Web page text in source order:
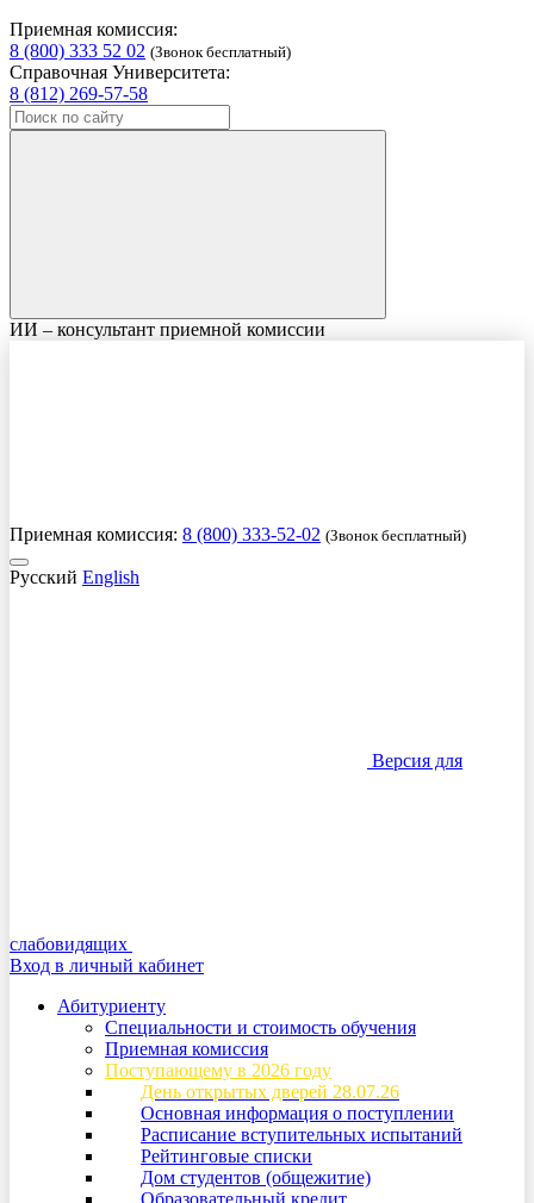
Приемная комиссия:
8 (800) 333 52 02 (Звонок бесплатный)
Справочная Университета:
8 (812) 269-57-58
ИИ – консультант приемной комиссии
Приемная комиссия: 8 (800) 333-52-02 (Звонок бесплатный)
Русский English
Версия для
слабовидящих
Вход в личный кабинет
Абитуриенту
Специальности и стоимость обучения
Приемная комиссия
Поступающему в 2026 году
День открытых дверей 28.07.26
Основная информация о поступлении
Расписание вступительных испытаний
Рейтинговые списки
Дом студентов (общежитие)
Образовательный кредит